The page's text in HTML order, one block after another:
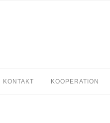
KONTAKT KOOPERATION